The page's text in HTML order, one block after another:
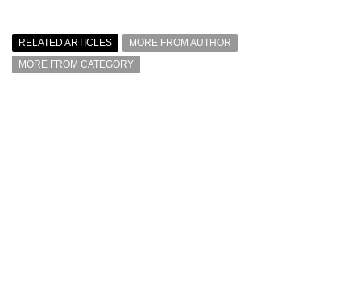
RELATED ARTICLES
MORE FROM AUTHOR
MORE FROM CATEGORY